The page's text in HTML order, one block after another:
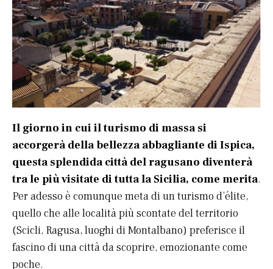
Il giorno in cui il turismo di massa si
accorgerà della bellezza abbagliante di Ispica,
questa splendida città del ragusano diventerà
tra le più visitate di tutta la Sicilia, come merita.
Per adesso è comunque meta di un turismo d’élite,
quello che alle località più scontate del territorio
(Scicli, Ragusa, luoghi di Montalbano) preferisce il
fascino di una città da scoprire, emozionante come
poche.